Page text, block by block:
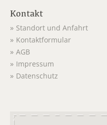
Kontakt
Standort und Anfahrt
Kontaktformular
AGB
Impressum
Datenschutz